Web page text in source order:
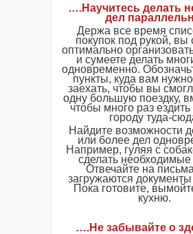
….Научитесь делать
дел
Держа все время
покупок под рукой, вы
оптимально
и сумеете делать
одновременно.
пункты, куда вам
заехать, чтобы вы
одну большую поездку,
чтобы много раз
городу туда-
Найдите возможности
или более дел
Например, гуляя с
сделать необходимые
Отвечайте на
загружаются
Пока готовите,
кухню.
….Не забывайте о